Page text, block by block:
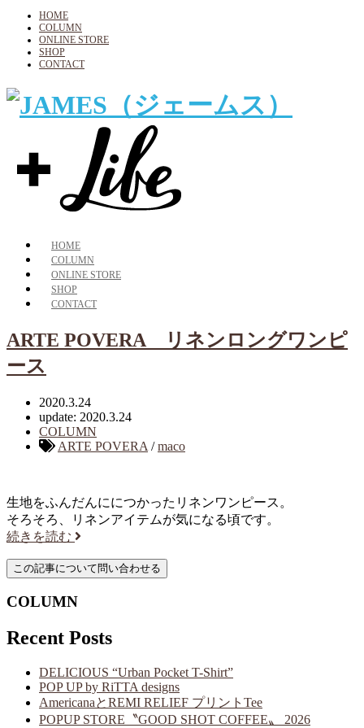
HOME
COLUMN
ONLINE STORE
SHOP
CONTACT
HOME
COLUMN
ONLINE STORE
SHOP
CONTACT
ARTE POVERA リネンロングワンピ
ース
2020.3.24
update: 2020.3.24
COLUMN
ARTE POVERA /maco
生地をふんだんににつかったリネンワンピース。
そろそろ、リネンアイテムが気になる頃です。
続きを読む
COLUMN
Recent Posts
DELICIOUS “Urban Pocket T-Shirt”
POP UP by RiTTA designs
AmericanaとREMI RELIEF プリントTee
POPUP STORE〝GOOD SHOT COFFEE〟 2026